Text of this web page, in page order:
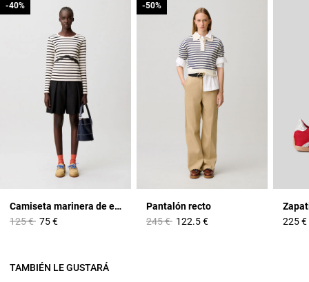
Camiseta marinera de encaje
Price reduced from
125 €to
-40%
75 €
-40%
Pantalón recto
Price reduced from
245 €to
-50%
122.5 €
-50%
225 €
TAMBIÉN LE GUSTARÁ